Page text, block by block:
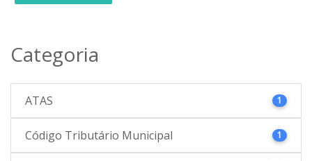
Categoria
ATAS 1
Código Tributário Municipal 1